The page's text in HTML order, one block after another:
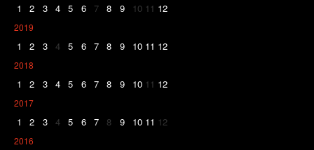
1 2 3 4 5 6 7 8 9 10 11 12
2019
1 2 3 4 5 6 7 8 9 10 11 12
2018
1 2 3 4 5 6 7 8 9 10 11 12
2017
1 2 3 4 5 6 7 8 9 10 11 12
2016